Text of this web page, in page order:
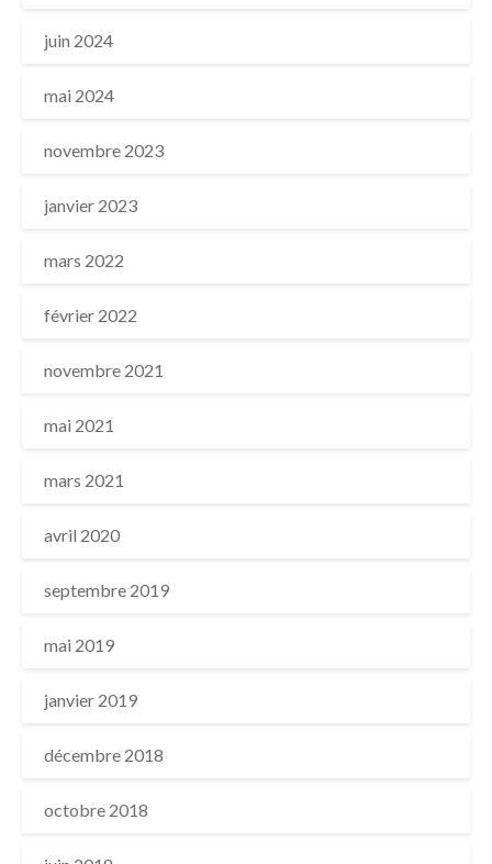
juin 2024
mai 2024
novembre 2023
janvier 2023
mars 2022
février 2022
novembre 2021
mai 2021
mars 2021
avril 2020
septembre 2019
mai 2019
janvier 2019
décembre 2018
octobre 2018